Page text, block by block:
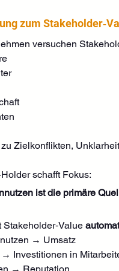
zum
versuchen
Zielkonflikten,
schafft Fokus:
ist die primäre
Stakeholder‑Value
→ Umsatz
→ Investitionen in
→ Reputation